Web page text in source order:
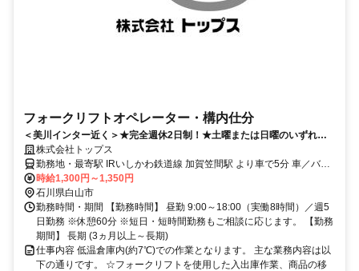
フォークリフトオペレーター・構内仕分
＜美川インター近く＞★完全週休2日制！★土曜または日曜のいずれか
休める！
株式会社トップス
勤務地・最寄駅 IRいしかわ鉄道線 加賀笠間駅 より車で5分 車／バイ
ク／自転車通勤ＯＫ！
時給1,300円～1,350円
石川県白山市
勤務時間・期間 【勤務時間】 昼勤 9:00～18:00（実働8時間）／週5
日勤務 ※休憩60分 ※短日・短時間勤務もご相談に応じます。 【勤務
期間】 長期 (3ヵ月以上～長期)
仕事内容 低温倉庫内(約7℃)での作業となります。 主な業務内容は以
下の通りです。 ☆フォークリフトを使用した入出庫作業、商品の移